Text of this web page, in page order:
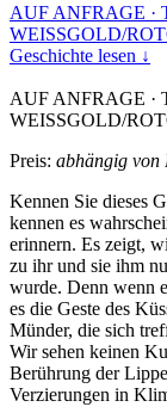
AUF ANFRAGE ·
WEISSGOLD/
Geschichte lesen ↓
AUF ANFRAGE ·
WEISSGOLD/
Preis: abhängig von
Kennen Sie dieses
kennen es
erinnern. Es zeigt,
zu ihr und sie ihm
wurde. Denn wenn
es die Geste des
Münder, die sich
Wir sehen keinen
Berührung der
Verzierungen in